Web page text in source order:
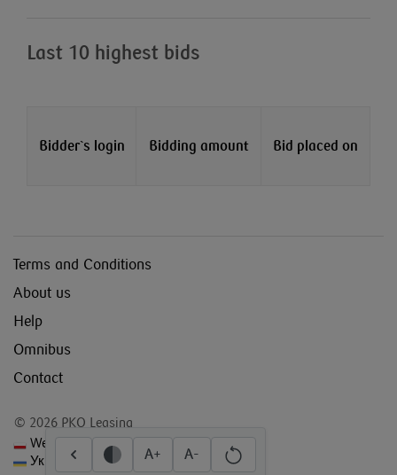
Last 10 highest bids
Bidder`s login Bidding amount Bid placed on
Terms and Conditions
About us
Help
Omnibus
Contact
© 2026 PKO Leasing
Wersja polska
Українська версія
A+ A-